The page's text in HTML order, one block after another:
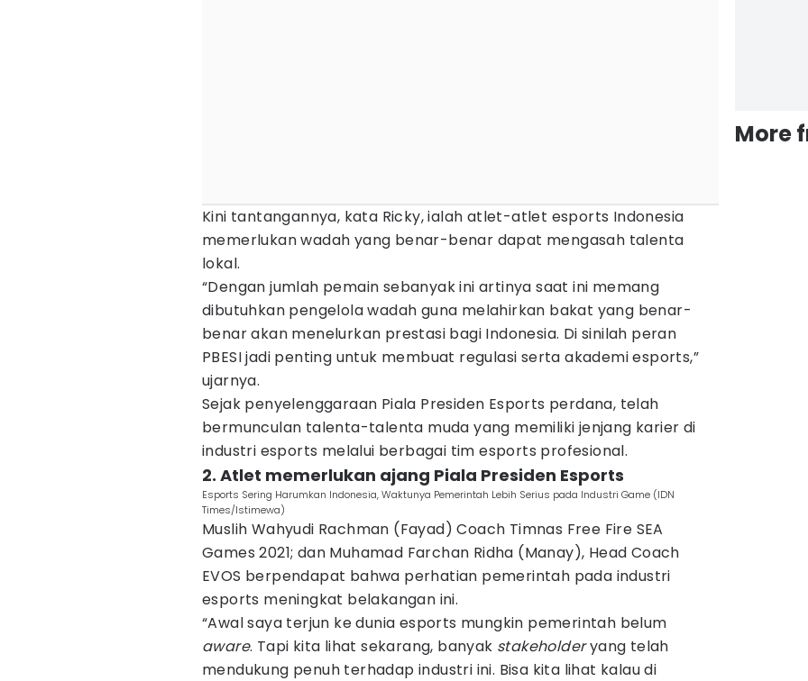
Kini tantangannya, kata Ricky, ialah atlet-atlet esports Indonesia
memerlukan wadah yang benar-benar dapat mengasah talenta
lokal.
“Dengan jumlah pemain sebanyak ini artinya saat ini memang
dibutuhkan pengelola wadah guna melahirkan bakat yang benar-
benar akan menelurkan prestasi bagi Indonesia. Di sinilah peran
PBESI jadi penting untuk membuat regulasi serta akademi esports,”
ujarnya.
Sejak penyelenggaraan Piala Presiden Esports perdana, telah
bermunculan talenta-talenta muda yang memiliki jenjang karier di
industri esports melalui berbagai tim esports profesional.
2. Atlet memerlukan ajang Piala Presiden Esports
Esports Sering Harumkan Indonesia, Waktunya Pemerintah Lebih Serius pada Industri Game (IDN
Times/Istimewa)
Muslih Wahyudi Rachman (Fayad) Coach Timnas Free Fire SEA
Games 2021; dan Muhamad Farchan Ridha (Manay), Head Coach
EVOS berpendapat bahwa perhatian pemerintah pada industri
esports meningkat belakangan ini.
“Awal saya terjun ke dunia esports mungkin pemerintah belum
aware. Tapi kita lihat sekarang, banyak stakeholderyang telah
mendukung penuh terhadap industri ini. Bisa kita lihat kalau di
More